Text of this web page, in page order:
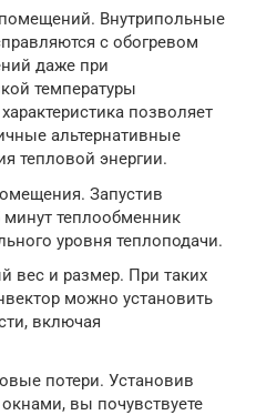
Внутрипольные
с обогревом
даже при
температуры
позволяет
альтернативные
тепловой энергии.
Запустив
минут теплообменник
уровня теплоподачи.
вес и размер. При таких
можно установить
включая
потери. Установив
вы почувствуете